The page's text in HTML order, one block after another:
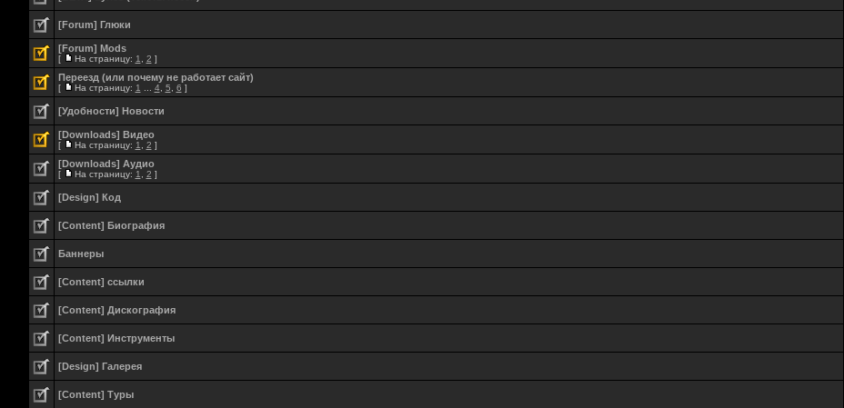
[Forum] Глюки
[Forum] Mods
[ На страницу: 1 2 ]
Переезд (или почему не работает сайт)
[ На страницу: 1 4 5 6 ]
[Удобности] Новости
[Downloads] Видео
[ На страницу: 1 2 ]
[Downloads] Аудио
[ На страницу: 1 2 ]
[Design] Код
[Content] Биография
Баннеры
[Content] ссылки
[Content] Дискография
[Content] Инструменты
[Design] Галерея
[Content] Туры